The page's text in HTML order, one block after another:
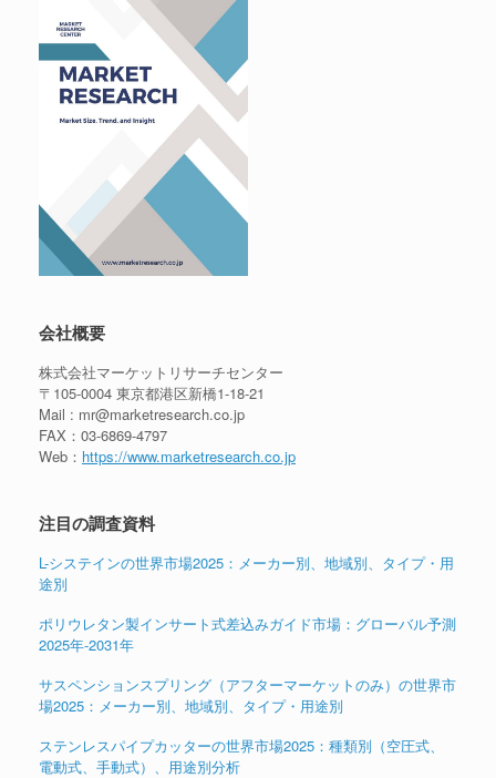
会社概要
株式会社マーケットリサーチセンター
〒105-0004 東京都港区新橋1-18-21
Mail : mr@marketresearch.co.jp
FAX：03-6869-4797
Web： https://www.marketresearch.co.jp
注目の調査資料
L-システインの世界市場2025：メーカー別、地域別、タイプ・用
途別
ポリウレタン製インサート式差込みガイド市場：グローバル予測
2025年-2031年
サスペンションスプリング（アフターマーケットのみ）の世界市
場2025：メーカー別、地域別、タイプ・用途別
ステンレスパイプカッターの世界市場2025：種類別（空圧式、
電動式、手動式）、用途別分析